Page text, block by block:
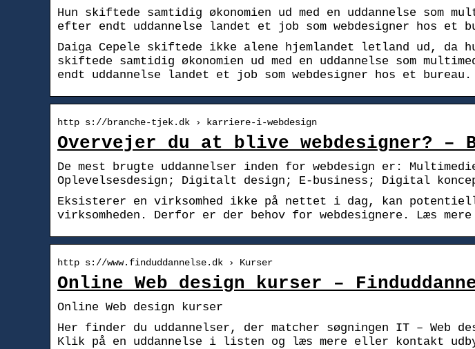
Hun skiftede samtidig økonomien ud med en uddannelse som
efter endt uddannelse landet et job som webdesigner hos et
Daiga Cepele skiftede ikke alene hjemlandet letland ud, da
skiftede samtidig økonomien ud med en uddannelse som
endt uddannelse landet et job som webdesigner hos et bureau.
http s://branche-tjek.dk › karriere-i-webdesign
Overvejer du at blive webdesigner? –
De mest brugte uddannelser inden for webdesign er:
Oplevelsesdesign; Digitalt design; E-business; Digital
Eksisterer en virksomhed ikke på nettet i dag, kan
virksomheden. Derfor er der behov for webdesignere. Læs
http s://www.finduddannelse.dk › Kurser
Online Web design kurser –
Online Web design kurser
Her finder du uddannelser, der matcher søgningen IT – Web
Klik på en uddannelse i listen og læs mere eller kontakt